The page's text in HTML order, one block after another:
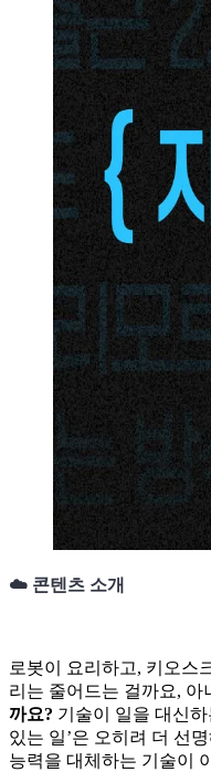
☁️ 콘텐츠 소개
로봇이 요리하고, 키오스
리는 줄어드는 걸까요, 아
까요? 기술이 일을 대신
있는 일’은 오히려 더 선
능력을 대체하는 기술이